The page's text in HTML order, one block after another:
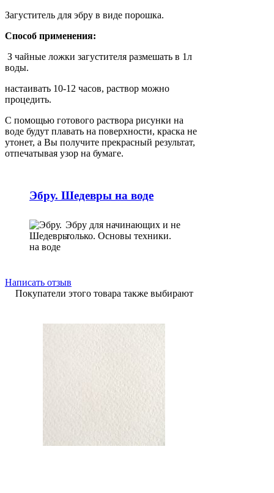
Загуститель для эбру в виде порошка.
Способ применения:
З чайные ложки загустителя размешать в 1л
воды.
настаивать 10-12 часов, раствор можно
процедить.
С помощью готового раствора рисунки на
воде будут плавать на поверхности, краска не
утонет, а Вы получите прекрасный результат,
отпечатывая узор на бумаге.
Эбру. Шедевры на воде
Эбру для начинающих и не
только. Основы техники.
Написать отзыв
Покупатели этого товара также выбирают